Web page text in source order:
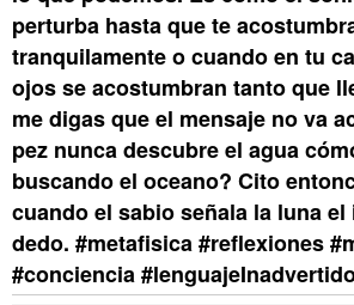
perturba hasta que te
tranquilamente o cuando en tu
ojos se acostumbran tanto que
me digas que el mensaje no va
pez nunca descubre el agua
buscando el oceano? Cito
cuando el sabio señala la luna
dedo. #metafisica #reflexiones
#conciencia